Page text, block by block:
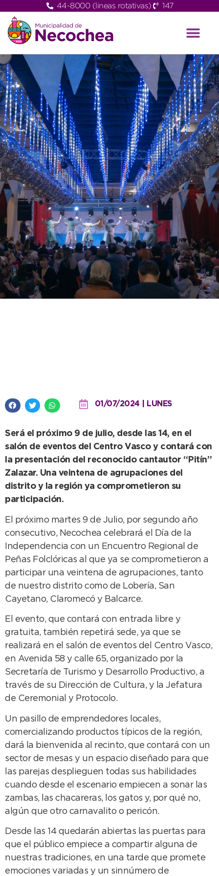
44-8000 (lineas rotativas) 147
01/07/2024 | LUNES
Será el próximo 9 de julio, desde las 14, en el
salón de eventos del Centro Vasco y contará con
la presentación del reconocido cantautor “Pitín”
Zalazar. Una veintena de agrupaciones del
distrito y la región ya comprometieron su
participación.
El próximo martes 9 de Julio, por segundo año
consecutivo, Necochea celebrará el Día de la
Independencia con un Encuentro Regional de
Peñas Folclóricas al que ya se comprometieron a
participar una veintena de agrupaciones, tanto
de nuestro distrito como de Lobería, San
Cayetano, Claromecó y Balcarce.
El evento, que contará con entrada libre y
gratuita, también repetirá sede, ya que se
realizará en el salón de eventos del Centro Vasco,
en Avenida 58 y calle 65, organizado por la
Secretaría de Turismo y Desarrollo Productivo, a
través de su Dirección de Cultura, y la Jefatura
de Ceremonial y Protocolo.
Un pasillo de emprendedores locales,
comercializando productos típicos de la región,
dará la bienvenida al recinto, que contará con un
sector de mesas y un espacio diseñado para que
las parejas desplieguen todas sus habilidades
cuando desde el escenario empiecen a sonar las
zambas, las chacareras, los gatos y, por qué no,
algún que otro carnavalito o pericón.
Desde las 14 quedarán abiertas las puertas para
que el público empiece a compartir alguna de
nuestras tradiciones, en una tarde que promete
emociones variadas y un sinnúmero de